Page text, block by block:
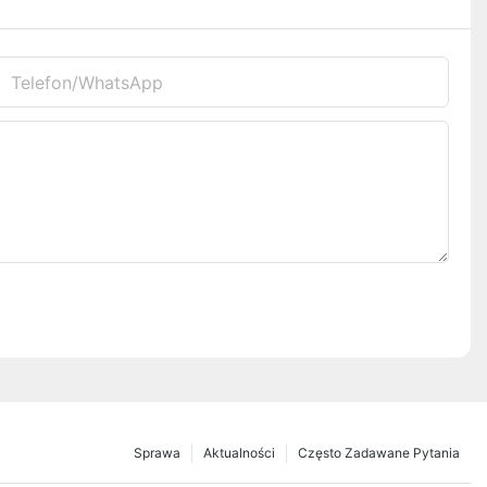
Telefon/WhatsApp
Często Zadawane Pytania
Aktualności
Sprawa